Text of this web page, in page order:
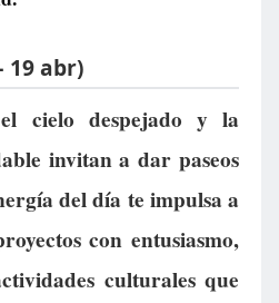
19 abr)
cielo despejado y la
invitan a dar paseos
del día te impulsa a
con entusiasmo,
culturales que